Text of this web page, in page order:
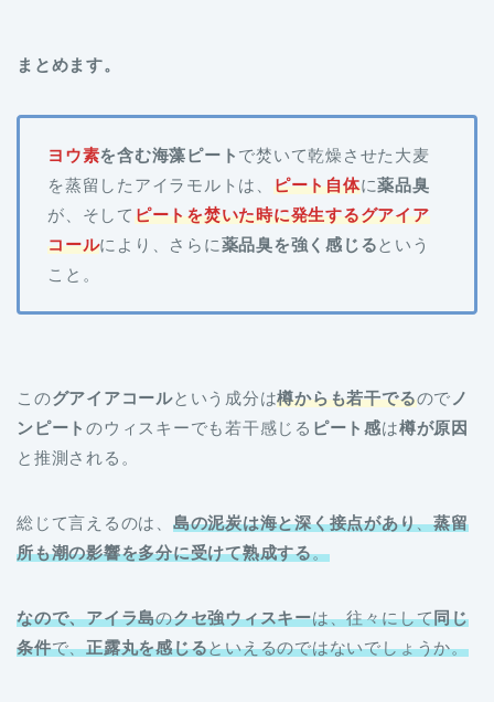
まとめます。
ヨウ素を含む海藻ピート で焚いて乾燥させた大麦
を蒸留したアイラモルトは、 ピート自体に薬品臭
が、そしてピートを焚いた時に発生するグアイア
コールにより、さらに薬品臭を強く感じるという
こと。
このグアイアコールという成分は樽からも若干でるので ノ
ンピートのウィスキーでも若干感じる ピート感は樽が原因
と推測される。
総じて言えるのは、 島の泥炭は海と深く接点があり、蒸留
所も潮の影響を多分に受けて熟成する。
なので、アイラ島のクセ強ウィスキーは、往々にして同じ
条件で、正露丸を感じるといえるのではないでしょうか。